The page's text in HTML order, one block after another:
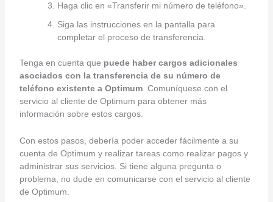
Haga clic en «Transferir mi número de teléfono».
Siga las instrucciones en la pantalla para
completar el proceso de transferencia.
Tenga en cuenta que puede haber cargos adicionales
asociados con la transferencia de su número de
teléfono existente a Optimum. Comuníquese con el
servicio al cliente de Optimum para obtener más
información sobre estos cargos.
Con estos pasos, debería poder acceder fácilmente a su
cuenta de Optimum y realizar tareas como realizar pagos y
administrar sus servicios. Si tiene alguna pregunta o
problema, no dude en comunicarse con el servicio al cliente
de Optimum.